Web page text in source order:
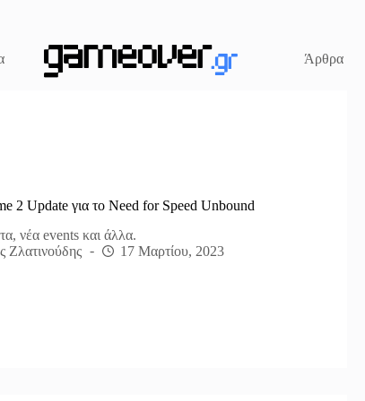
Άρθρα
2 Update για το Need for Speed Unbound
νέα events και άλλα.
Ζλατινούδης
17 Μαρτίου, 2023